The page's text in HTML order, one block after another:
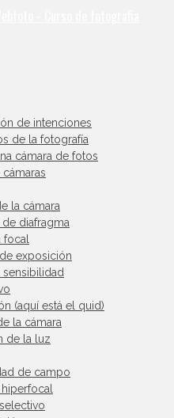
de intenciones
de la fotografía
cámara de fotos
la cámara
diafragma
focal
exposición
sensibilidad
(aquí está el quid)
la cámara
de la luz
de campo